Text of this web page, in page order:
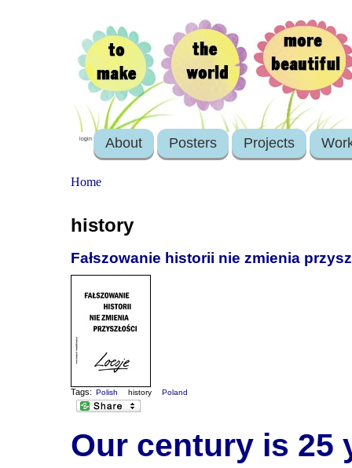
login About Posters Projects
Home
history
Fałszowanie historii nie zmienia
Tags: Polish history Poland
Our century is 25